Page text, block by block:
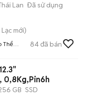
Lan Đã sử dụng
Lạc mới)
Thể
84đã bán
0,8Kg,Pin6h
GB SSD